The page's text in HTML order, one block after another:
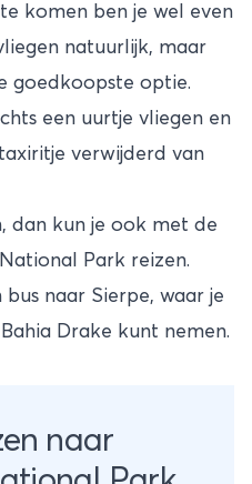
komen ben je wel even
natuurlijk, maar
goedkoopste optie.
een uurtje vliegen en
verwijderd van
dan kun je ook met de
Park reizen.
naar Sierpe, waar je
Drake kunt nemen.
naar